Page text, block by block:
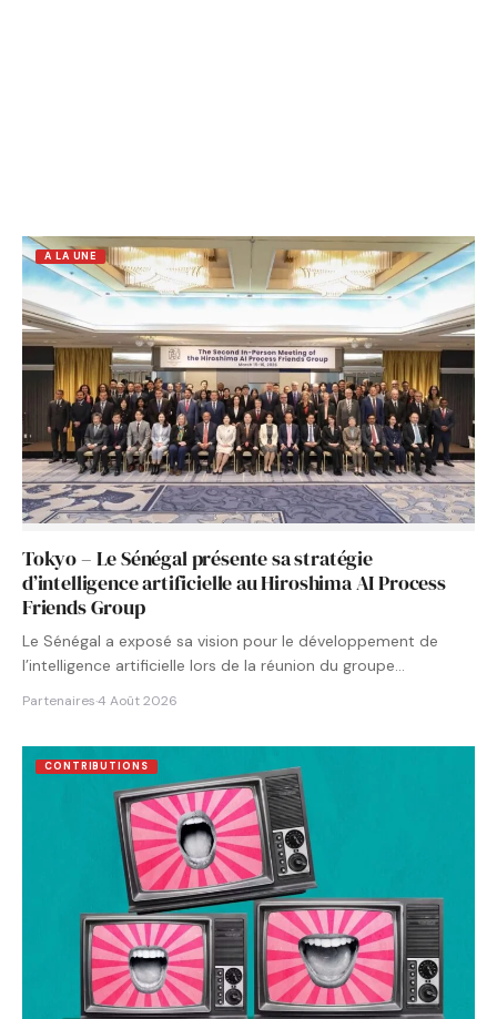
A LA UNE
Tokyo – Le Sénégal présente sa stratégie
d’intelligence artificielle au Hiroshima AI Process
Friends Group
Le Sénégal a exposé sa vision pour le développement de
l’intelligence artificielle lors de la réunion du groupe…
Partenaires·4 Août 2026
CONTRIBUTIONS